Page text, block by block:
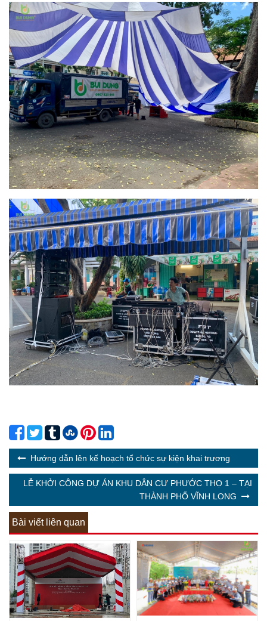
Hướng dẫn lên kế hoạch tổ chức sự kiện khai trương
LỄ KHỞI CÔNG DỰ ÁN KHU DÂN CƯ PHƯỚC THỌ 1 – TẠI
THÀNH PHỐ VĨNH LONG
Bài viết liên quan